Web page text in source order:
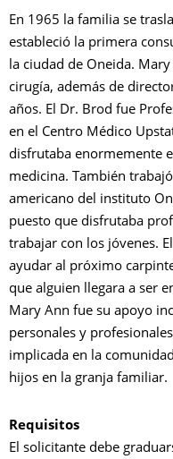
En 1965 la familia se
estableció la primera
la ciudad de Oneida.
cirugía, además de
años. El Dr. Brod fue
en el Centro Médico
disfrutaba enormemente
medicina. También
americano del instituto
puesto que disfrutaba
trabajar con los jóvenes.
ayudar al próximo
que alguien llegara a ser
Mary Ann fue su apoyo
personales y
implicada en la
hijos en la granja familiar.
Requisitos
El solicitante debe